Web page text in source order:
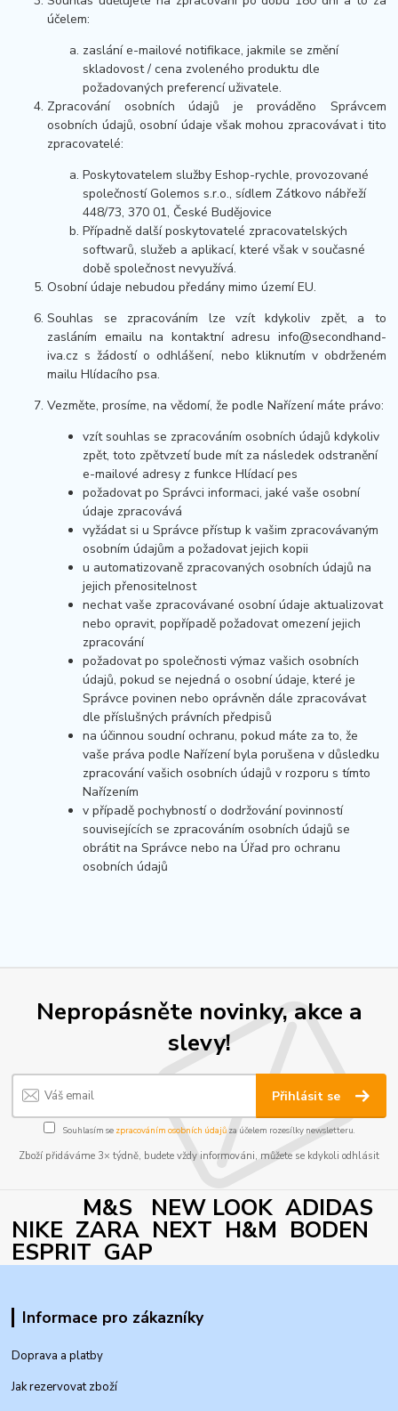
účelem:
zaslání e-mailové notifikace, jakmile se změní
skladovost / cena zvoleného produktu dle
požadovaných preferencí uživatele.
Zpracování osobních údajů je prováděno Správcem
osobních údajů, osobní údaje však mohou zpracovávat i tito
zpracovatelé:
Poskytovatelem služby Eshop-rychle, provozované
společností Golemos s.r.o., sídlem Zátkovo nábřeží
448/73, 370 01, České Budějovice
Případně další poskytovatelé zpracovatelských
softwarů, služeb a aplikací, které však v současné
době společnost nevyužívá.
Osobní údaje nebudou předány mimo území EU.
Souhlas se zpracováním lze vzít kdykoliv zpět, a to
zasláním emailu na kontaktní adresu info@secondhand-
iva.cz s žádostí o odhlášení, nebo kliknutím v obdrženém
mailu Hlídacího psa.
Vezměte, prosíme, na vědomí, že podle Nařízení máte právo:
vzít souhlas se zpracováním osobních údajů kdykoliv
zpět, toto zpětvzetí bude mít za následek odstranění
e-mailové adresy z funkce Hlídací pes
požadovat po Správci informaci, jaké vaše osobní
údaje zpracovává
vyžádat si u Správce přístup k vašim zpracovávaným
osobním údajům a požadovat jejich kopii
u automatizovaně zpracovaných osobních údajů na
jejich přenositelnost
nechat vaše zpracovávané osobní údaje aktualizovat
nebo opravit, popřípadě požadovat omezení jejich
zpracování
požadovat po společnosti výmaz vašich osobních
údajů, pokud se nejedná o osobní údaje, které je
Správce povinen nebo oprávněn dále zpracovávat
dle příslušných právních předpisů
na účinnou soudní ochranu, pokud máte za to, že
vaše práva podle Nařízení byla porušena v důsledku
zpracování vašich osobních údajů v rozporu s tímto
Nařízením
v případě pochybností o dodržování povinností
souvisejících se zpracováním osobních údajů se
obrátit na Správce nebo na Úřad pro ochranu
osobních údajů
Nepropásněte novinky, akce a
slevy!
Přihlásit se
Souhlasím se zpracováním osobních údajůza účelem rozesílky newsletteru.
Zboží přidáváme 3× týdně, budete vždy informováni, můžete se kdykoli odhlásit
M&S NEW LOOK ADIDAS
NIKE ZARA NEXT H&M BODEN
ESPRIT GAP
Informace pro zákazníky
Doprava a platby
Jak rezervovat zboží